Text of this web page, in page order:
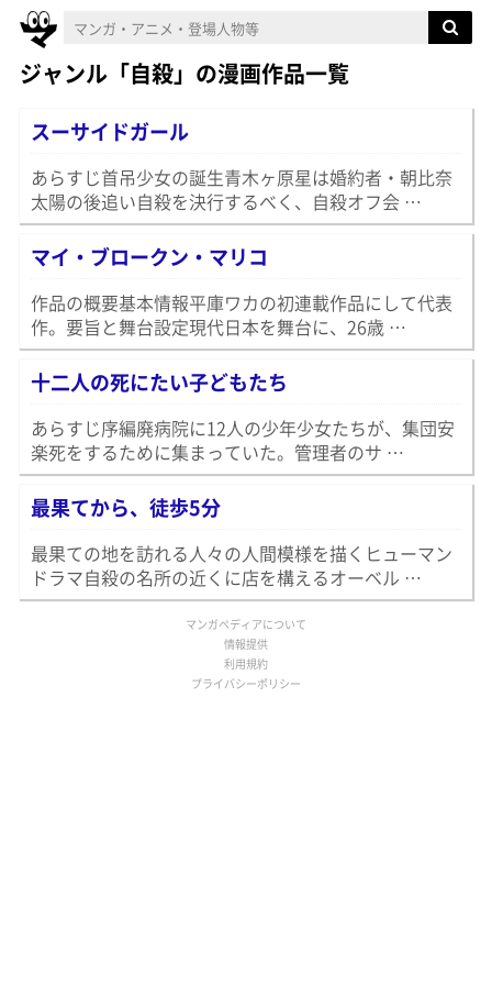
ジャンル「自殺」の漫画作品一覧
スーサイドガール
あらすじ首吊少女の誕生青木ヶ原星は婚約者・朝比奈
太陽の後追い自殺を決行するべく、自殺オフ会 …
マイ・ブロークン・マリコ
作品の概要基本情報平庫ワカの初連載作品にして代表
作。要旨と舞台設定現代日本を舞台に、26歳 …
十二人の死にたい子どもたち
あらすじ序編廃病院に12人の少年少女たちが、集団安
楽死をするために集まっていた。管理者のサ …
最果てから、徒歩5分
最果ての地を訪れる人々の人間模様を描くヒューマン
ドラマ自殺の名所の近くに店を構えるオーベル …
マンガペディアについて
情報提供
利用規約
プライバシーポリシー